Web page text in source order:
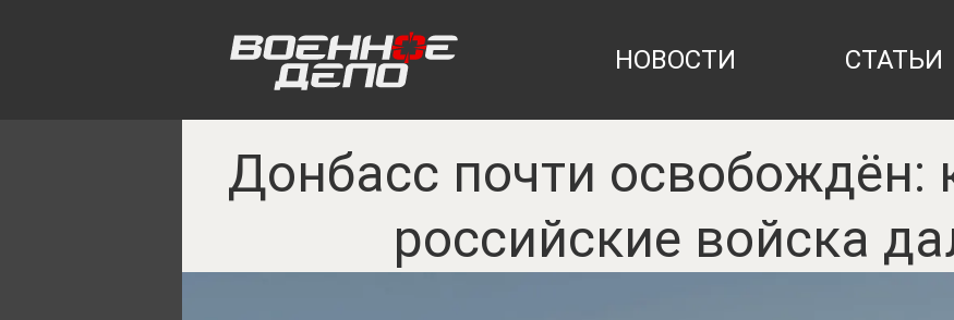
НОВОСТИ СТАТЬИ
Донбасс почти освобождён:
российские войска